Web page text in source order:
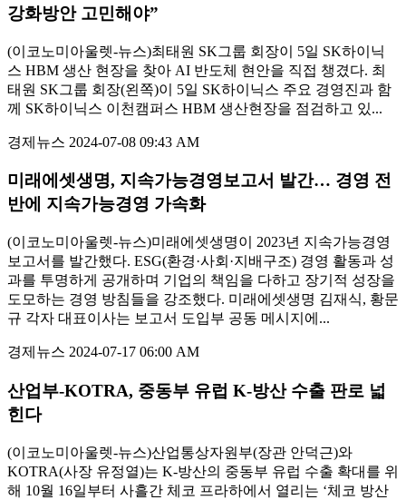
강화방안 고민해야”
(이코노미아울렛-뉴스)최태원 SK그룹 회장이 5일 SK하이닉
스 HBM 생산 현장을 찾아 AI 반도체 현안을 직접 챙겼다. 최
태원 SK그룹 회장(왼쪽)이 5일 SK하이닉스 주요 경영진과 함
께 SK하이닉스 이천캠퍼스 HBM 생산현장을 점검하고 있...
경제뉴스 2024-07-08 09:43 AM
미래에셋생명, 지속가능경영보고서 발간… 경영 전
반에 지속가능경영 가속화
(이코노미아울렛-뉴스)미래에셋생명이 2023년 지속가능경영
보고서를 발간했다. ESG(환경·사회·지배구조) 경영 활동과 성
과를 투명하게 공개하며 기업의 책임을 다하고 장기적 성장을
도모하는 경영 방침들을 강조했다. 미래에셋생명 김재식, 황문
규 각자 대표이사는 보고서 도입부 공동 메시지에...
경제뉴스 2024-07-17 06:00 AM
산업부-KOTRA, 중동부 유럽 K-방산 수출 판로 넓
힌다
(이코노미아울렛-뉴스)산업통상자원부(장관 안덕근)와
KOTRA(사장 유정열)는 K-방산의 중동부 유럽 수출 확대를 위
해 10월 16일부터 사흘간 체코 프라하에서 열리는 ‘체코 방산